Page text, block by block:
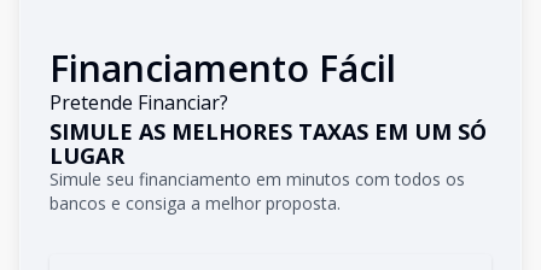
Financiamento Fácil
Pretende Financiar?
SIMULE AS MELHORES TAXAS EM UM SÓ
LUGAR
Simule seu financiamento em minutos com todos os
bancos e consiga a melhor proposta.